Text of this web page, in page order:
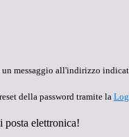
messaggio all'indirizzo
della password tramite la
posta elettronica!